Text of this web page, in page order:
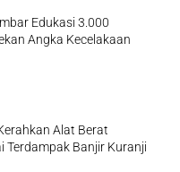
Edukasi 3.000
Angka Kecelakaan
Alat Berat
Terdampak Banjir Kuranji